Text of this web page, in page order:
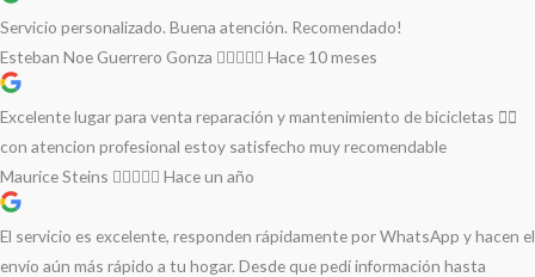
Servicio personalizado. Buena atención. Recomendado!
Esteban Noe Guerrero Gonza
Hace 10 meses
Excelente lugar para venta reparación y mantenimiento de bicicletas 🚵‍♀️
con atencion profesional estoy satisfecho muy recomendable
Maurice Steins
Hace un año
El servicio es excelente, responden rápidamente por WhatsApp y hacen el
envío aún más rápido a tu hogar. Desde que pedí información hasta